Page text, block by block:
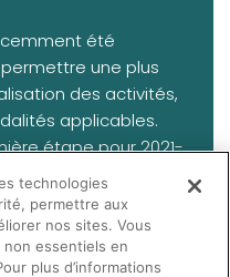
été
une plus
des activités,
applicables.
étape pour 2021-
plus
pour 2024-2027
règlement sur la
technologies
permettre aux
nos sites. Vous
essentiels en
plus d’informations